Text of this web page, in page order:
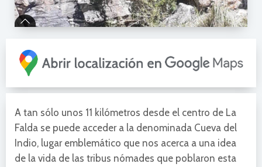
A tan sólo unos 11 kilómetros desde el centro de La
Falda se puede acceder a la denominada Cueva del
Indio, lugar emblemático que nos acerca a una idea
de la vida de las tribus nómades que poblaron esta